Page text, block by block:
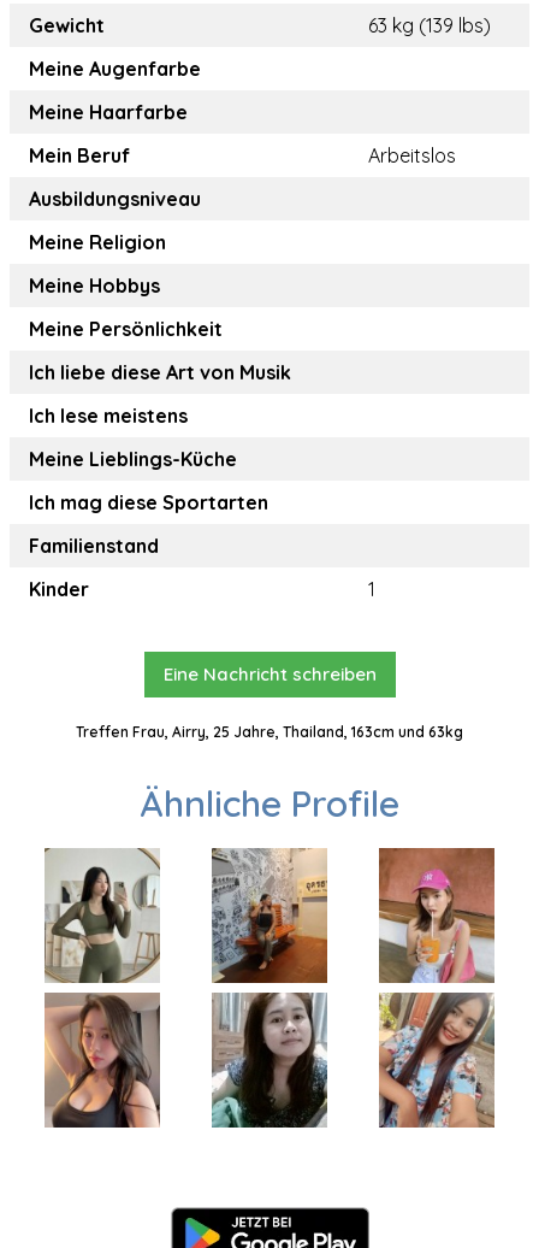
Gewicht
63 kg (139 lbs)
Meine Augenfarbe
Meine Haarfarbe
Mein Beruf
Arbeitslos
Ausbildungsniveau
Meine Religion
Meine Hobbys
Meine Persönlichkeit
Ich liebe diese Art von Musik
Ich lese meistens
Meine Lieblings-Küche
Ich mag diese Sportarten
Familienstand
Kinder
1
Eine Nachricht schreiben
Treffen Frau, Airry, 25 Jahre, Thailand, 163cm und 63kg
Ähnliche Profile